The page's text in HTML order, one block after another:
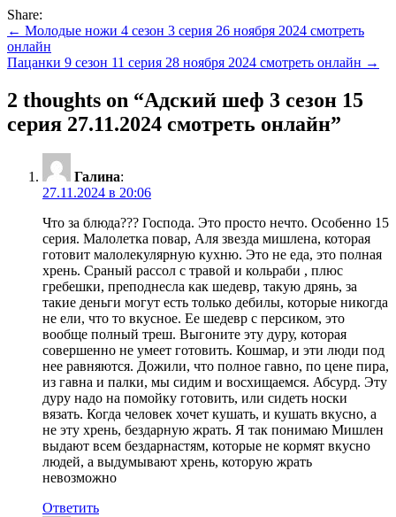
Share:
Навигация
по
← Молодые ножи 4 сезон 3 серия 26 ноября 2024 смотреть
онлайн
Пацанки 9 сезон 11 серия 28 ноября 2024 смотреть онлайн →
2 thoughts on “Адский шеф 3 сезон 15
серия 27.11.2024 смотреть онлайн”
Галина:
27.11.2024 в 20:06
Что за блюда??? Господа. Это просто нечто. Особенно 15
серия. Малолетка повар, Аля звезда мишлена, которая
готовит малолекулярную кухню. Это не еда, это полная
хрень. Сраный рассол с травой и кольраби , плюс
гребешки, преподнесла как шедевр, такую дрянь, за
такие деньги могут есть только дебилы, которые никогда
не ели, что то вкусное. Ее шедевр с персиком, это
вообще полный треш. Выгоните эту дуру, которая
совершенно не умеет готовить. Кошмар, и эти люди под
нее равняются. Дожили, что полное гавно, по цене пира,
из гавна и палки, мы сидим и восхищаемся. Абсурд. Эту
дуру надо на помойку готовить, или сидеть носки
вязать. Когда человек хочет кушать, и кушать вкусно, а
не эту хрень, бездарную жрать. Я так понимаю Мишлен
выдают всем бездарнастям, которые не кормят вкусно
людей, а выдумывают хрень, которую жрать
невозможно
Ответить